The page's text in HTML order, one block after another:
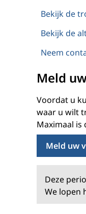
Bekijk de
Bekijk de
Neem
Meld
Voordat u
waar u wilt
Maximaal is
Meld uw
Deze
We lopen